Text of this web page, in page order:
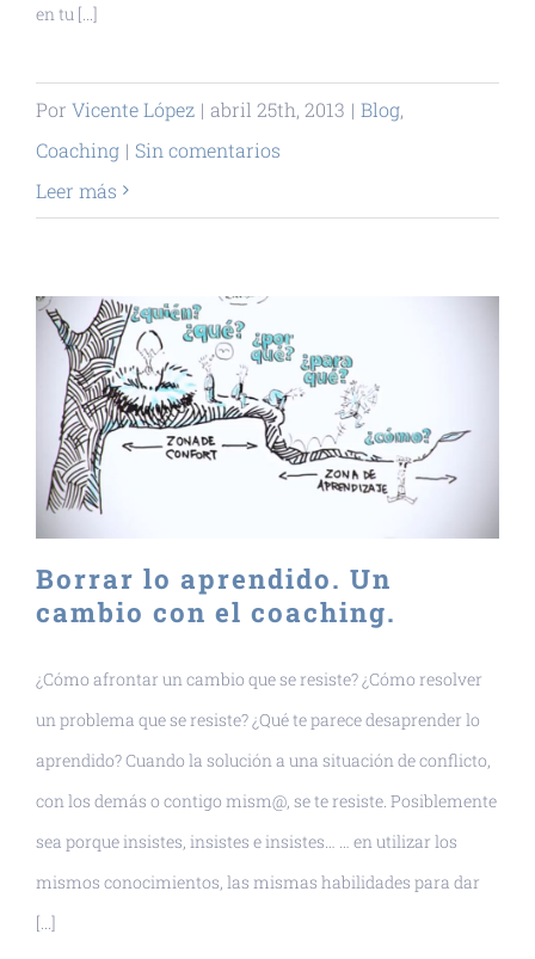
en tu [...]
Por Vicente López | abril 25th, 2013 | Blog,
Coaching | Sin comentarios
Leer más
Borrar lo aprendido. Un
cambio con el coaching.
¿Cómo afrontar un cambio que se resiste? ¿Cómo resolver
un problema que se resiste? ¿Qué te parece desaprender lo
aprendido? Cuando la solución a una situación de conflicto,
con los demás o contigo mism@, se te resiste. Posiblemente
sea porque insistes, insistes e insistes… … en utilizar los
mismos conocimientos, las mismas habilidades para dar
[...]